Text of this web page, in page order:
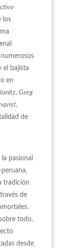
los
el bajista
en
, Greg
,
de
pasional
tradición
de
todo,
desde